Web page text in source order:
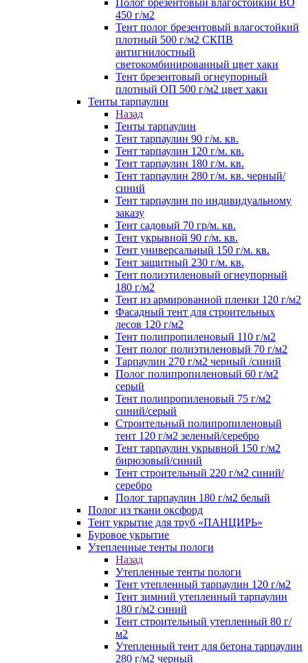
Полог брезентовый влагостойкий ВО
450 г/м2
Тент полог брезентовый влагостойкий
плотный 500 г/м2 СКПВ
антигнилостный
светокомбинированный цвет хаки
Тент брезентовый огнеупорный
плотный ОП 500 г/м2 цвет хаки
Тенты тарпаулин
Назад
Тенты тарпаулин
Тент тарпаулин 90 г/м. кв.
Тент тарпаулин 120 г/м. кв.
Тент тарпаулин 180 г/м. кв.
Тент тарпаулин 280 г/м. кв. черный/
синий
Тент тарпаулин по индивидуальному
заказу
Тент садовый 70 гр/м. кв.
Тент укрывной 90 г/м. кв.
Тент универсальный 150 г/м. кв.
Тент защитный 230 г/м. кв.
Тент полиэтиленовый огнеупорный
180 г/м2
Тент из армированной пленки 120 г/м2
Фасадный тент для строительных
лесов 120 г/м2
Тент полипропиленовый 110 г/м2
Тент полог полиэтиленовый 70 г/м2
Тарпаулин 270 г/м2 черный /синий
Полог полипропиленовый 60 г/м2
серый
Тент полипропиленовый 75 г/м2
синий/серый
Строительный полипропиленовый
тент 120 г/м2 зеленый/серебро
Тент тарпаулин укрывной 150 г/м2
бирюзовый/синий
Тент строительный 220 г/м2 синий/
серебро
Полог тарпаулин 180 г/м2 белый
Полог из ткани оксфорд
Тент укрытие для труб «ПАНЦИРЬ»
Буровое укрытие
Утепленные тенты пологи
Назад
Утепленные тенты пологи
Тент утепленный тарпаулин 120 г/м2
Тент зимний утепленный тарпаулин
180 г/м2 синий
Тент строительный утепленный 80 г/
м2
Утепленный тент для бетона тарпаулин
280 г/м2 черный